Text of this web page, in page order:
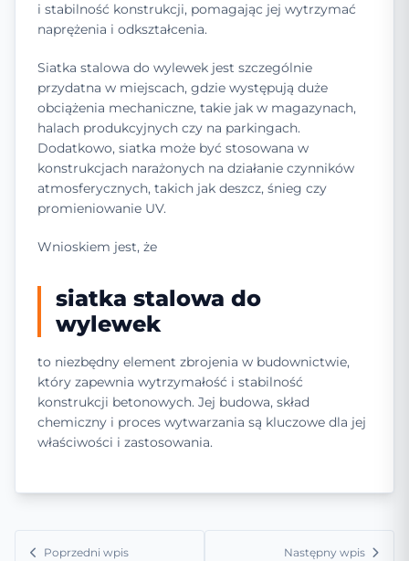
i stabilność konstrukcji, pomagając jej wytrzymać
naprężenia i odkształcenia.
Siatka stalowa do wylewek jest szczególnie
przydatna w miejscach, gdzie występują duże
obciążenia mechaniczne, takie jak w magazynach,
halach produkcyjnych czy na parkingach.
Dodatkowo, siatka może być stosowana w
konstrukcjach narażonych na działanie czynników
atmosferycznych, takich jak deszcz, śnieg czy
promieniowanie UV.
Wnioskiem jest, że
siatka stalowa do
wylewek
to niezbędny element zbrojenia w budownictwie,
który zapewnia wytrzymałość i stabilność
konstrukcji betonowych. Jej budowa, skład
chemiczny i proces wytwarzania są kluczowe dla jej
właściwości i zastosowania.
Poprzedni wpis Następny wpis